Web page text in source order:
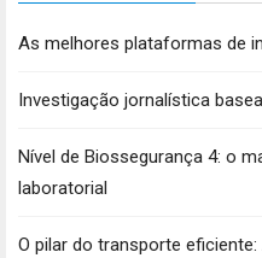
As melhores plataformas de
Investigação jornalística
Nível de Biossegurança 4: o
laboratorial
O pilar do transporte